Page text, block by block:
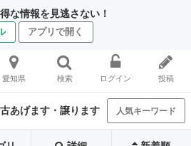
な情報を見逃さない！
アプリで開く
愛知県 検索 ログイン 投稿
あげます・譲ります 人気キーワード